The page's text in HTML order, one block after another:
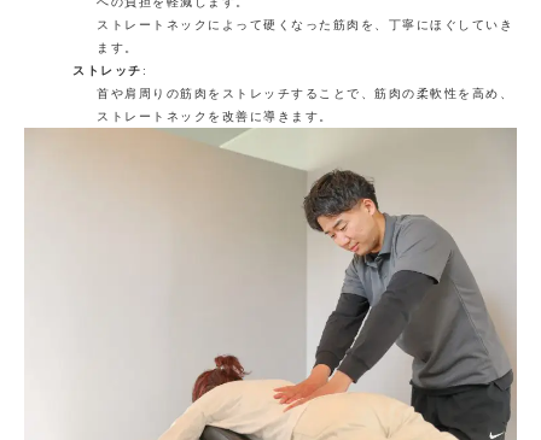
ストレートネックによって硬くなった筋肉を、丁寧にほぐしていき
ます。
ストレッチ :
首や肩周りの筋肉をストレッチすることで、筋肉の柔軟性を高め、
ストレートネックを改善に導きます。